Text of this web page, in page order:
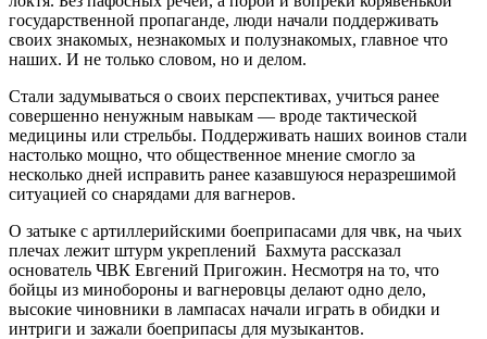
государственной пропаганде, люди начали поддерживать
своих знакомых, незнакомых и полузнакомых, главное что
наших. И не только словом, но и делом.
Стали задумываться о своих перспективах, учиться ранее
совершенно ненужным навыкам — вроде тактической
медицины или стрельбы. Поддерживать наших воинов стали
настолько мощно, что общественное мнение смогло за
несколько дней исправить ранее казавшуюся неразрешимой
ситуацией со снарядами для вагнеров.
О затыке с артиллерийскими боеприпасами для чвк, на чьих
плечах лежит штурм укреплений Бахмута рассказал
основатель ЧВК Евгений Пригожин. Несмотря на то, что
бойцы из минобороны и вагнеровцы делают одно дело,
высокие чиновники в лампасах начали играть в обидки и
интриги и зажали боеприпасы для музыкантов.